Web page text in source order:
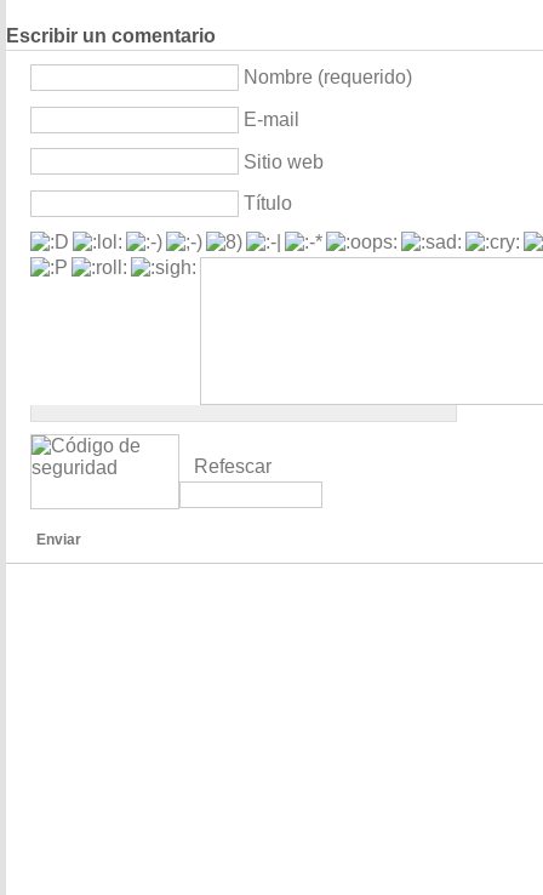
Escribir un comentario
Nombre (requerido)
E-mail
Sitio web
Título
Refescar
Enviar